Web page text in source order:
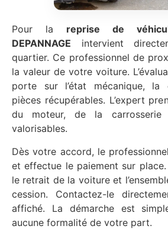
Pour la reprise de
DEPANNAGE intervient
quartier. Ce professionnel de
la valeur de votre voiture.
porte sur l’état mécanique, la
pièces récupérables. L’expert
du moteur, de la carrosserie
valorisables.
Dès votre accord, le
et effectue le paiement sur
le retrait de la voiture et
cession. Contactez-le
affiché. La démarche est
aucune formalité de votre part.